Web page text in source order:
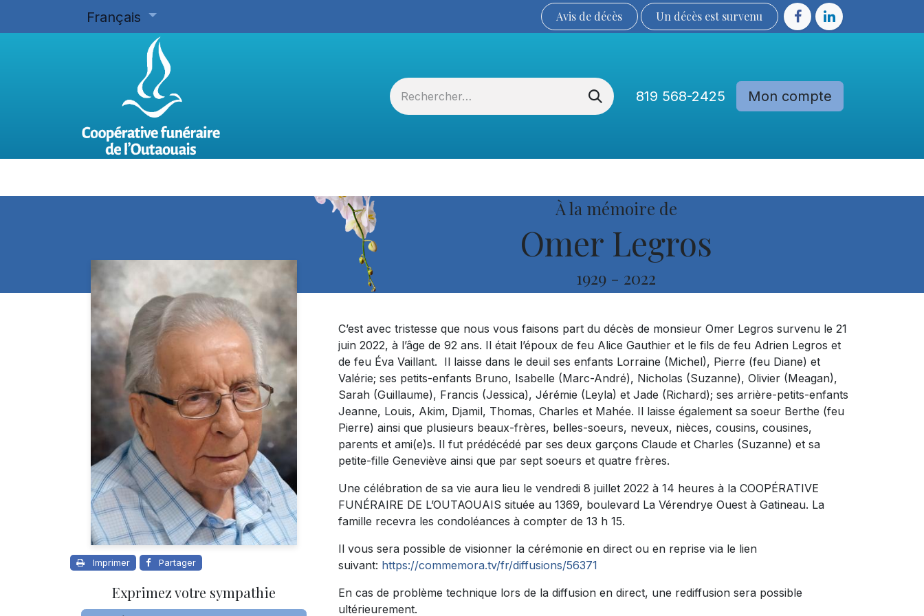
Français Avis de décès Un décès est sur​​​​​​​​ve​nu​​​​​​​​​​
819 568-2425 Mon compte
À la mémoire de
Omer Legros
1929 - 2022
Imprimer Partager
Exprimez votre sympathie
C’est avec tristesse que nous vous faisons part du décès de monsieur Omer Legros survenu le 21
juin 2022, à l’âge de 92 ans. Il était l’époux de feu Alice Gauthier et le fils de feu Adrien Legros et
de feu Éva Vaillant. Il laisse dans le deuil ses enfants Lorraine (Michel), Pierre (feu Diane) et
Valérie; ses petits-enfants Bruno, Isabelle (Marc-André), Nicholas (Suzanne), Olivier (Meagan),
Sarah (Guillaume), Francis (Jessica), Jérémie (Leyla) et Jade (Richard); ses arrière-petits-enfants
Jeanne, Louis, Akim, Djamil, Thomas, Charles et Mahée. Il laisse également sa soeur Berthe (feu
Pierre) ainsi que plusieurs beaux-frères, belles-soeurs, neveux, nièces, cousins, cousines,
parents et ami(e)s. Il fut prédécédé par ses deux garçons Claude et Charles (Suzanne) et sa
petite-fille Geneviève ainsi que par sept soeurs et quatre frères.
Une célébration de sa vie aura lieu le vendredi 8 juillet 2022 à 14 heures à la COOPÉRATIVE
FUNÉRAIRE DE L’OUTAOUAIS située au 1369, boulevard La Vérendrye Ouest à Gatineau. La
famille recevra les condoléances à compter de 13 h 15.
Il vous sera possible de visionner la cérémonie en direct ou en reprise via le lien
suivant: https://commemora.tv/fr/diffusions/56371
En cas de problème technique lors de la diffusion en direct, une rediffusion sera possible
ultérieurement.